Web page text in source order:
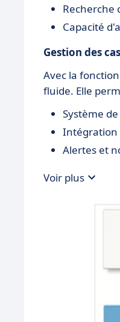
Recherche
Capacité
Gestion des cas
Avec la
fluide. Elle
Système
Intégration
Alertes et
Voir plus